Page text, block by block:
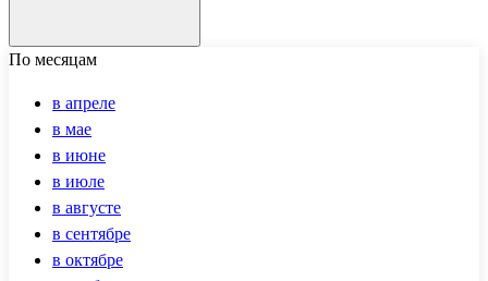
По месяцам
в апреле
в мае
в июне
в июле
в августе
в сентябре
в октябре